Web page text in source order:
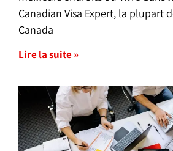
Canadian Visa Expert, la plupart
Canada
Lire la suite »